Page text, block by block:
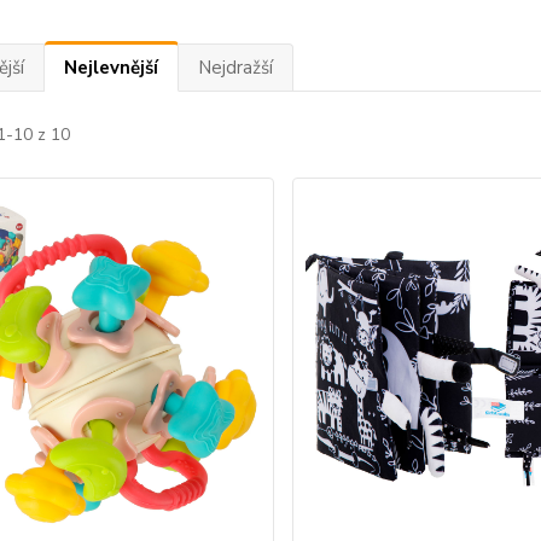
Nejlevnější Nejdražší
10 z 10